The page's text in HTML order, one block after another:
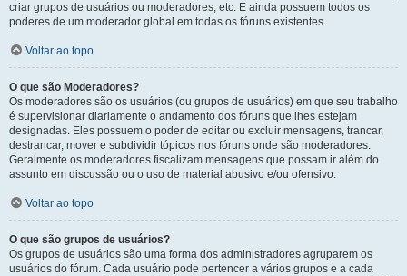
criar grupos de usuários ou moderadores, etc. E ainda possuem todos os
poderes de um moderador global em todas os fóruns existentes.
Voltar ao topo
O que são Moderadores?
Os moderadores são os usuários (ou grupos de usuários) em que seu trabalho
é supervisionar diariamente o andamento dos fóruns que lhes estejam
designadas. Eles possuem o poder de editar ou excluir mensagens, trancar,
destrancar, mover e subdividir tópicos nos fóruns onde são moderadores.
Geralmente os moderadores fiscalizam mensagens que possam ir além do
assunto em discussão ou o uso de material abusivo e/ou ofensivo.
Voltar ao topo
O que são grupos de usuários?
Os grupos de usuários são uma forma dos administradores agruparem os
usuários do fórum. Cada usuário pode pertencer a vários grupos e a cada